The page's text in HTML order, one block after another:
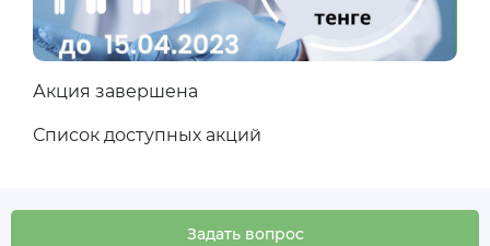
Акция завершена
Список доступных акций
Задать вопрос